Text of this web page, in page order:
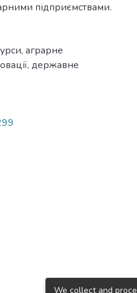
підприємствами.
, аграрне
, державне
We collect and